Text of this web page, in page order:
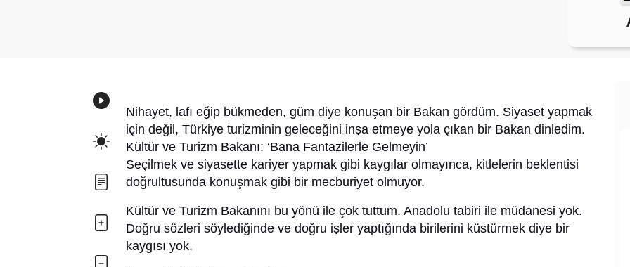
Nihayet, lafı eğip bükmeden, güm diye konuşan bir Bakan gördüm. Siyaset yapmak
için değil, Türkiye turizminin geleceğini inşa etmeye yola çıkan bir Bakan dinledim.
Kültür ve Turizm Bakanı: ‘Bana Fantazilerle Gelmeyin’
Seçilmek ve siyasette kariyer yapmak gibi kaygılar olmayınca, kitlelerin beklentisi
doğrultusunda konuşmak gibi bir mecburiyet olmuyor.
Kültür ve Turizm Bakanını bu yönü ile çok tuttum. Anadolu tabiri ile müdanesi yok.
Doğru sözleri söylediğinde ve doğru işler yaptığında birilerini küstürmek diye bir
kaygısı yok.